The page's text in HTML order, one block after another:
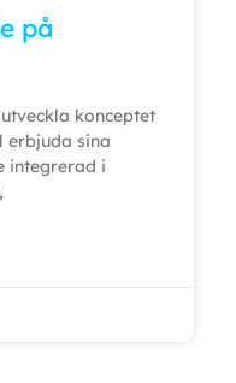
på
konceptet
sina
integrerad i